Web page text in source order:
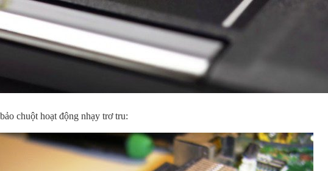
chuột hoạt động nhạy trơ tru: